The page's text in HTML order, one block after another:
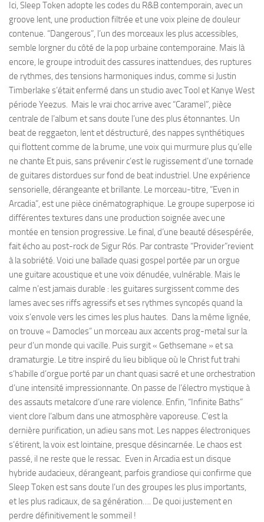
Ici, Sleep Token adopte les codes du R&B contemporain, avec un
groove lent, une production filtrée et une voix pleine de douleur
contenue. “Dangerous”, l’un des morceaux les plus accessibles,
semble lorgner du côté de la pop urbaine contemporaine. Mais là
encore, le groupe introduit des cassures inattendues, des ruptures
de rythmes, des tensions harmoniques indus, comme si Justin
Timberlake s’était enfermé dans un studio avec Tool et Kanye West
période Yeezus. Mais le vrai choc arrive avec “Caramel”, pièce
centrale de l’album et sans doute l’une des plus étonnantes. Un
beat de reggaeton, lent et déstructuré, des nappes synthétiques
qui flottent comme de la brume, une voix qui murmure plus qu’elle
ne chante Et puis, sans prévenir c’est le rugissement d’une tornade
de guitares distordues sur fond de beat industriel. Une expérience
sensorielle, dérangeante et brillante. Le morceau-titre, “Even in
Arcadia”, est une pièce cinématographique. Le groupe superpose ici
différentes textures dans une production soignée avec une
montée en tension progressive. Le final, d’une beauté désespérée,
fait écho au post-rock de Sigur Rós. Par contraste “Provider”revient
à la sobriété. Voici une ballade quasi gospel portée par un orgue
une guitare acoustique et une voix dénudée, vulnérable. Mais le
calme n’est jamais durable : les guitares surgissent comme des
lames avec ses riffs agressifs et ses rythmes syncopés quand la
voix s’envole vers les cimes les plus hautes. Dans la même lignée,
on trouve « Damocles” un morceau aux accents prog-metal sur la
peur d’un monde qui vacille. Puis surgit « Gethsemane » et sa
dramaturgie. Le titre inspiré du lieu biblique où le Christ fut trahi
s’habille d’orgue porté par un chant quasi sacré et une orchestration
d’une intensité impressionnante. On passe de l’électro mystique à
des assauts metalcore d’une rare violence. Enfin, “Infinite Baths”
vient clore l’album dans une atmosphère vaporeuse. C’est la
dernière purification, un adieu sans mot. Les nappes électroniques
s’étirent, la voix est lointaine, presque désincarnée. Le chaos est
passé, il ne reste que le ressac. Even in Arcadia est un disque
hybride audacieux, dérangeant, parfois grandiose qui confirme que
Sleep Token est sans doute l’un des groupes les plus importants,
et les plus radicaux, de sa génération…. De quoi justement en
perdre définitivement le sommeil !